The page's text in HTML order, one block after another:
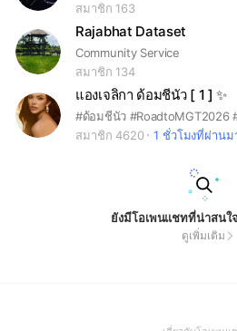
สมาชิก 163
Rajabhat Dataset
Community Service
สมาชิก 134
แองเจลิกา ด้อมชีนัว [ 1 ] ✨️
สมาชิก 4620
1 ชั่วโมงที่ผ่านม
ยังมีโอเพนแชทที่น่าสนใ
ดูเพิ่มเติม